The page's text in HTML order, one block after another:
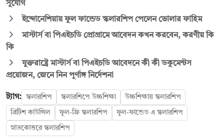
সুযোগ
ইন্দোনেশিয়ায় ফুল ফান্ডেড স্কলারশিপ পেলেন ভোলার ফাহিম
মাস্টার্স বা পিএইচডি প্রোগ্রামে আবেদন কখন করবেন, করণীয় কি
কি
যুক্তরাষ্ট্রে মাস্টার্স বা পিএইচডি আবেদনে কী কী ডকুমেন্টস
প্রয়োজন, জেনে নিন পূর্ণাঙ্গ নির্দেশনা
ট্যাগ: স্কলারশিপ স্কলারশিপে উচ্চশিক্ষা উচ্চশিক্ষায় স্কলারশিপ
ব্রিটিশ কাউন্সিল ফুল-ফ্রি স্কলারশিপ ফুল-ফান্ডেড এ স্কলারশিপ
স্নাতকোত্তরে স্কলারশিপ